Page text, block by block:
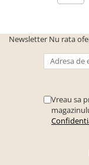
Newsletter Nu rata
Vreau sa